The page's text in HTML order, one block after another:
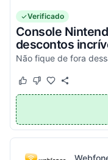
Verificado
Console
descontos
Não fique de fora
Este cupom funcionou
Este cupom não